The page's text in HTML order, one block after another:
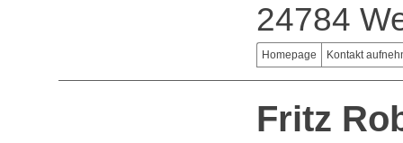
24784
Homepage Kontakt
Fritz